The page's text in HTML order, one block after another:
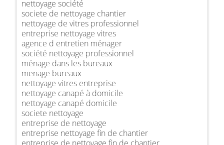
nettoyage société
societe de nettoyage chantier
nettoyage de vitres professionnel
entreprise nettoyage vitres
agence d entretien ménager
société nettoyage professionnel
ménage dans les bureaux
menage bureaux
nettoyage vitres entreprise
nettoyage canapé à domicile
nettoyage canapé domicile
societe nettoyage
entreprise de nettoyage
entreprise nettoyage fin de chantier
entreprise de nettoyage fin de chantier